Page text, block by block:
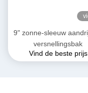
9" zonne-sleeuw
versnellingsbak
Vind de beste prijs